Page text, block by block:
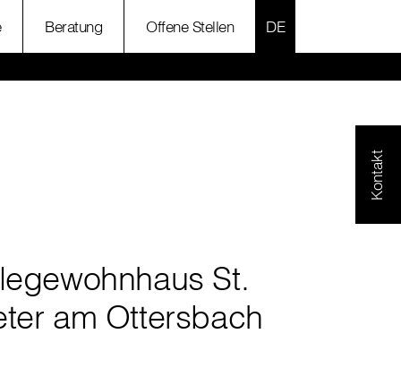
Beratung Offene Stellen SPRACHE
Kontakt
St.
am Ottersbach